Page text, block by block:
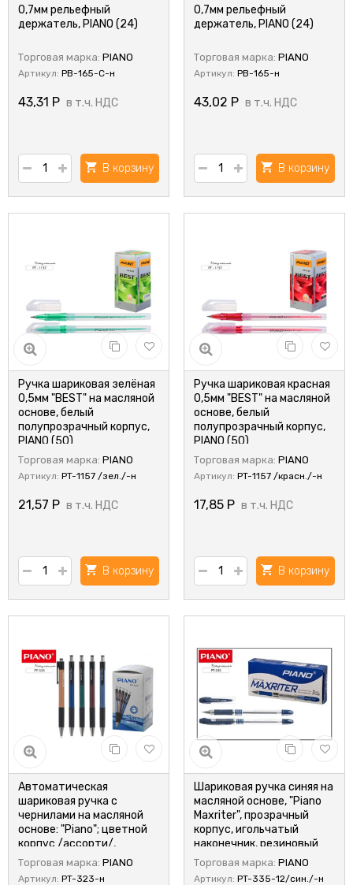
0,7мм рельефный
держатель, PIANO (24)
Торговая марка: PIANO
Артикул: PB-165-C-н
43,31 Р в т.ч. НДС
В корзину
0,7мм рельефный
держатель, PIANO (24)
Торговая марка: PIANO
Артикул: PB-165-н
43,02 Р в т.ч. НДС
В корзину
Ручка шариковая зелёная
0,5мм "BEST" на масляной
основе, белый
полупрозрачный корпус,
PIANO (50)
Торговая марка: PIANO
Артикул: PT-1157 /зел./-н
21,57 Р в т.ч. НДС
В корзину
Ручка шариковая красная
0,5мм "BEST" на масляной
основе, белый
полупрозрачный корпус,
PIANO (50)
Торговая марка: PIANO
Артикул: PT-1157 /красн./-н
17,85 Р в т.ч. НДС
В корзину
Автоматическая
шариковая ручка с
чернилами на масляной
основе: "Piano"; цветной
корпус /ассорти/,
резиновый держатель,
цвет чернил-синий.
Торговая марка: PIANO
Артикул: PT-323-н
Шариковая ручка синяя на
масляной основе, "Piano
Maxriter", прозрачный
корпус, игольчатый
наконечник, резиновый
держатель, 0,5 мм
Торговая марка: PIANO
Артикул: PT-335-12/син./-н